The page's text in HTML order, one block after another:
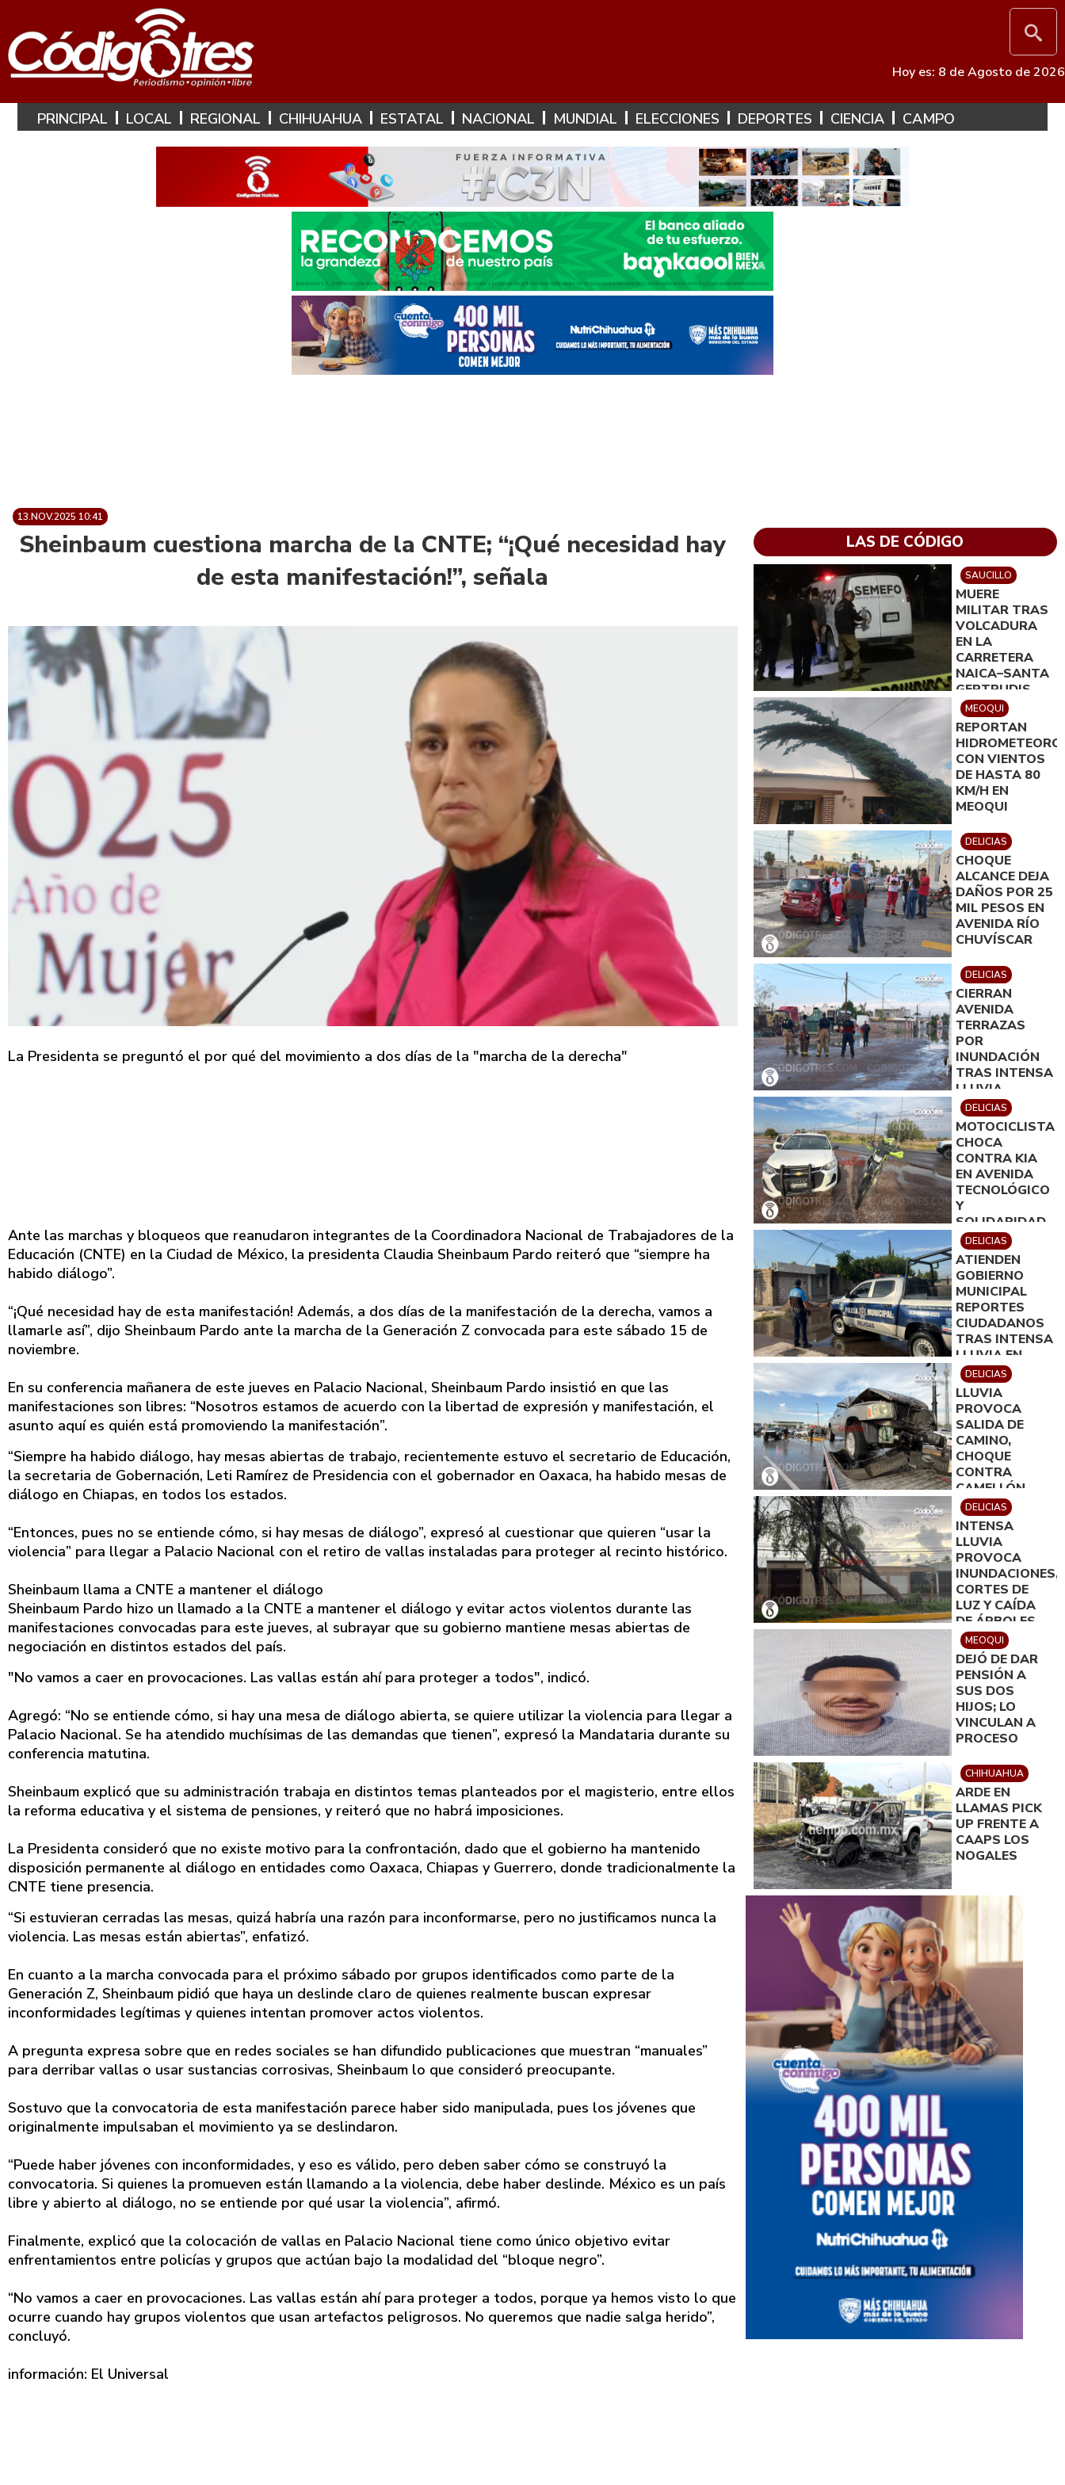
Hoy es: 8 de Agosto de 2026
PRINCIPAL LOCAL REGIONAL CHIHUAHUA ESTATAL NACIONAL MUNDIAL ELECCIONES DEPORTES CIENCIA CAMPO
13.NOV.2025 10:41
Sheinbaum cuestiona marcha de la CNTE; “¡Qué necesidad hay
de esta manifestación!”, señala
La Presidenta se preguntó el por qué del movimiento a dos días de la "marcha de la derecha"
Ante las marchas y bloqueos que reanudaron integrantes de la Coordinadora Nacional de Trabajadores de la
Educación (CNTE) en la Ciudad de México, la presidenta Claudia Sheinbaum Pardo reiteró que “siempre ha
habido diálogo”.
“¡Qué necesidad hay de esta manifestación! Además, a dos días de la manifestación de la derecha, vamos a
llamarle así”, dijo Sheinbaum Pardo ante la marcha de la Generación Z convocada para este sábado 15 de
noviembre.
En su conferencia mañanera de este jueves en Palacio Nacional, Sheinbaum Pardo insistió en que las
manifestaciones son libres: “Nosotros estamos de acuerdo con la libertad de expresión y manifestación, el
asunto aquí es quién está promoviendo la manifestación”.
“Siempre ha habido diálogo, hay mesas abiertas de trabajo, recientemente estuvo el secretario de Educación,
la secretaria de Gobernación, Leti Ramírez de Presidencia con el gobernador en Oaxaca, ha habido mesas de
diálogo en Chiapas, en todos los estados.
“Entonces, pues no se entiende cómo, si hay mesas de diálogo”, expresó al cuestionar que quieren “usar la
violencia” para llegar a Palacio Nacional con el retiro de vallas instaladas para proteger al recinto histórico.
Sheinbaum llama a CNTE a mantener el diálogo
Sheinbaum Pardo hizo un llamado a la CNTE a mantener el diálogo y evitar actos violentos durante las
manifestaciones convocadas para este jueves, al subrayar que su gobierno mantiene mesas abiertas de
negociación en distintos estados del país.
"No vamos a caer en provocaciones. Las vallas están ahí para proteger a todos", indicó.
Agregó: “No se entiende cómo, si hay una mesa de diálogo abierta, se quiere utilizar la violencia para llegar a
Palacio Nacional. Se ha atendido muchísimas de las demandas que tienen”, expresó la Mandataria durante su
conferencia matutina.
Sheinbaum explicó que su administración trabaja en distintos temas planteados por el magisterio, entre ellos
la reforma educativa y el sistema de pensiones, y reiteró que no habrá imposiciones.
La Presidenta consideró que no existe motivo para la confrontación, dado que el gobierno ha mantenido
disposición permanente al diálogo en entidades como Oaxaca, Chiapas y Guerrero, donde tradicionalmente la
CNTE tiene presencia.
“Si estuvieran cerradas las mesas, quizá habría una razón para inconformarse, pero no justificamos nunca la
violencia. Las mesas están abiertas”, enfatizó.
En cuanto a la marcha convocada para el próximo sábado por grupos identificados como parte de la
Generación Z, Sheinbaum pidió que haya un deslinde claro de quienes realmente buscan expresar
inconformidades legítimas y quienes intentan promover actos violentos.
A pregunta expresa sobre que en redes sociales se han difundido publicaciones que muestran “manuales”
para derribar vallas o usar sustancias corrosivas, Sheinbaum lo que consideró preocupante.
Sostuvo que la convocatoria de esta manifestación parece haber sido manipulada, pues los jóvenes que
originalmente impulsaban el movimiento ya se deslindaron.
“Puede haber jóvenes con inconformidades, y eso es válido, pero deben saber cómo se construyó la
convocatoria. Si quienes la promueven están llamando a la violencia, debe haber deslinde. México es un país
libre y abierto al diálogo, no se entiende por qué usar la violencia”, afirmó.
Finalmente, explicó que la colocación de vallas en Palacio Nacional tiene como único objetivo evitar
enfrentamientos entre policías y grupos que actúan bajo la modalidad del “bloque negro”.
“No vamos a caer en provocaciones. Las vallas están ahí para proteger a todos, porque ya hemos visto lo que
ocurre cuando hay grupos violentos que usan artefactos peligrosos. No queremos que nadie salga herido”,
concluyó.
información: El Universal
LAS DE CÓDIGO
SAUCILLO
MUERE
MILITAR TRAS
VOLCADURA
EN LA
CARRETERA
NAICA–SANTA
GERTRUDIS
MEOQUI
REPORTAN
HIDROMETEORO
CON VIENTOS
DE HASTA 80
KM/H EN
MEOQUI
DELICIAS
CHOQUE
ALCANCE DEJA
DAÑOS POR 25
MIL PESOS EN
AVENIDA RÍO
CHUVÍSCAR
DELICIAS
CIERRAN
AVENIDA
TERRAZAS
POR
INUNDACIÓN
TRAS INTENSA
LLUVIA
DELICIAS
MOTOCICLISTA
CHOCA
CONTRA KIA
EN AVENIDA
TECNOLÓGICO
Y
SOLIDARIDAD
DELICIAS
ATIENDEN
GOBIERNO
MUNICIPAL
REPORTES
CIUDADANOS
TRAS INTENSA
LLUVIA EN
DELICIAS
DELICIAS
LLUVIA
PROVOCA
SALIDA DE
CAMINO,
CHOQUE
CONTRA
CAMELLÓN,
DERRIBO DE
DOS
ARBOTANTES
Y DAÑOS DE
100 MIL PESOS
DELICIAS
INTENSA
LLUVIA
PROVOCA
INUNDACIONES,
CORTES DE
LUZ Y CAÍDA
DE ÁRBOLES
EN DELICIAS
MEOQUI
DEJÓ DE DAR
PENSIÓN A
SUS DOS
HIJOS; LO
VINCULAN A
PROCESO
CHIHUAHUA
ARDE EN
LLAMAS PICK
UP FRENTE A
CAAPS LOS
NOGALES